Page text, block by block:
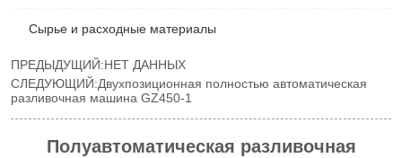
Сырье и расходные материалы
ПРЕДЫДУЩИЙ:НЕТ ДАННЫХ
СЛЕДУЮЩИЙ:Двухпозиционная полностью автоматическая
разливочная машина GZ450-1
Полуавтоматическая разливочная